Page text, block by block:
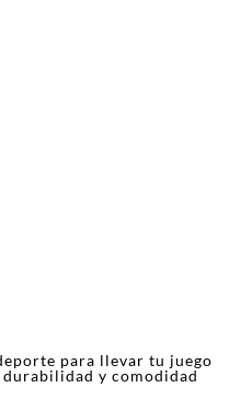
para llevar tu juego
y comodidad